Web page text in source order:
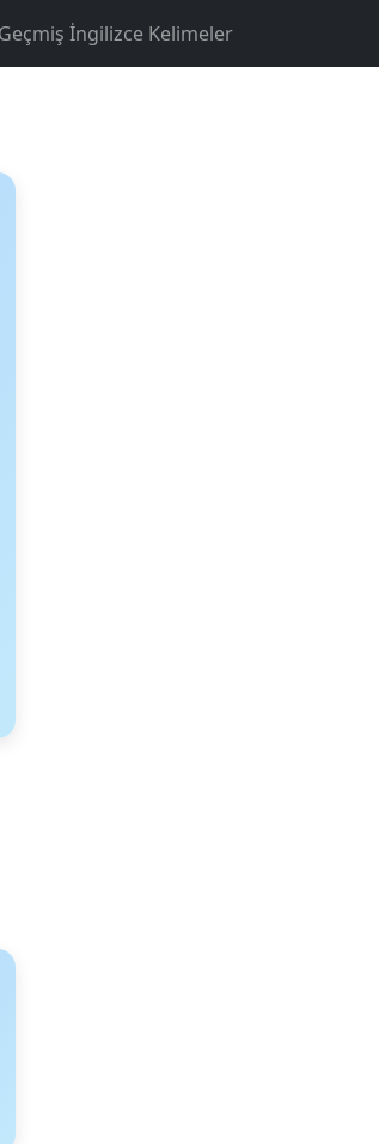
Geçmiş İngilizce Kelimeler